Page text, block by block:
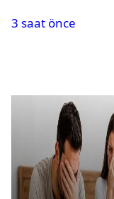
3 saat önce